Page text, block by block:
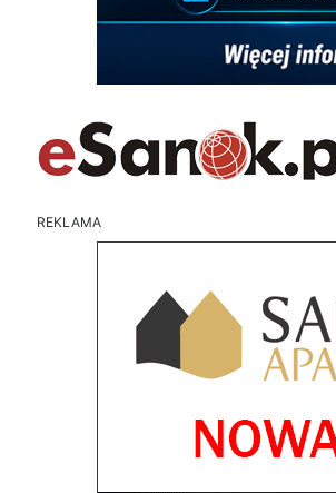
REKLAMA